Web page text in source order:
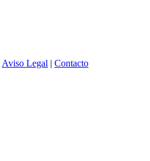
Aviso Legal | Contacto